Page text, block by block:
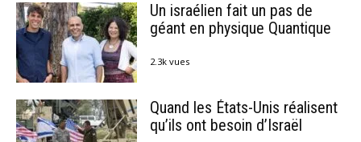
Un israélien fait un pas de
géant en physique Quantique
2.3k vues
Quand les États-Unis réalisent
qu’ils ont besoin d’Israël